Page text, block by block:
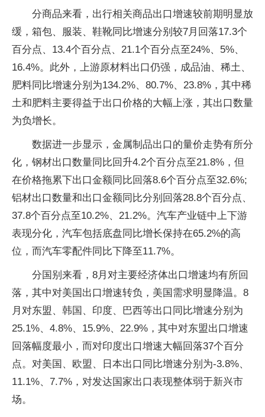
分商品来看，出行相关商品出口增速较前期明显放
缓，箱包、服装、鞋靴同比增速分别较7月回落17.3个
百分点、13.4个百分点、21.1个百分点至24%、5%、
16.4%。此外，上游原材料出口仍强，成品油、稀土、
肥料同比增速分别为134.2%、80.7%、23.8%，其中稀
土和肥料主要得益于出口价格的大幅上涨，其出口数量
为负增长。
数据进一步显示，金属制品出口的量价走势有所分
化，钢材出口数量同比回升4.2个百分点至21.8%，但
在价格拖累下出口金额同比回落8.6个百分点至32.6%;
铝材出口数量和出口金额同比分别回落28.8个百分点、
37.8个百分点至10.2%、21.2%。汽车产业链中上下游
表现分化，汽车包括底盘同比增长保持在65.2%的高
位，而汽车零配件同比下降至11.7%。
分国别来看，8月对主要经济体出口增速均有所回
落，其中对美国出口增速转负，美国需求明显降温。8
月对东盟、韩国、印度、巴西等出口同比增速分别为
25.1%、4.8%、15.9%、22.9%，其中对东盟出口增速
回落幅度最小，而对印度出口增速大幅回落37个百分
点。对美国、欧盟、日本出口同比增速分别为-3.8%、
11.1%、7.7%，对发达国家出口表现整体弱于新兴市
场。